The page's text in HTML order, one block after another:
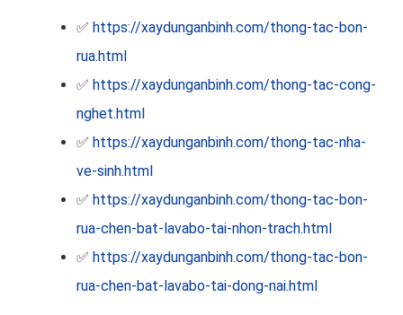
✅ https://xaydunganbinh.com/thong-tac-bon-
rua.html
✅ https://xaydunganbinh.com/thong-tac-cong-
nghet.html
✅ https://xaydunganbinh.com/thong-tac-nha-
ve-sinh.html
✅ https://xaydunganbinh.com/thong-tac-bon-
rua-chen-bat-lavabo-tai-nhon-trach.html
✅ https://xaydunganbinh.com/thong-tac-bon-
rua-chen-bat-lavabo-tai-dong-nai.html